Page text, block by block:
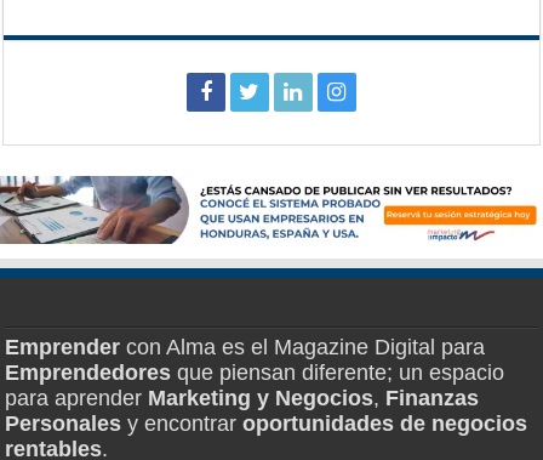
Emprender con Alma es el Magazine Digital para
Emprendedores que piensan diferente; un espacio
para aprender Marketing y Negocios, Finanzas
Personales y encontraroportunidades de negocios
rentables.